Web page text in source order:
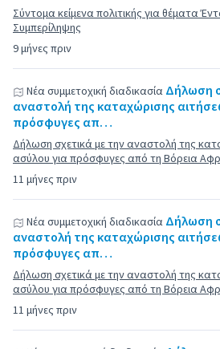
9 μήνες πριν
Σύντομα κείμενα πολιτικής για θέματα
Συμπερίληψης
11 μήνες πριν
Νέα συμμετοχική διαδικασία Δήλωση
αναστολή της καταχώρισης
πρόσφυγες απ…
Δήλωση σχετικά με την αναστολή της
ασύλου για πρόσφυγες από τη Βόρεια
11 μήνες πριν
Νέα συμμετοχική διαδικασία Δήλωση
αναστολή της καταχώρισης
πρόσφυγες απ…
Δήλωση σχετικά με την αναστολή της
ασύλου για πρόσφυγες από τη Βόρεια